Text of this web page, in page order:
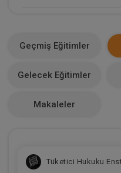
0
Geçmiş Eğitimler
Gelecek Eğitimler
Makaleler
Tüketici Hukuku